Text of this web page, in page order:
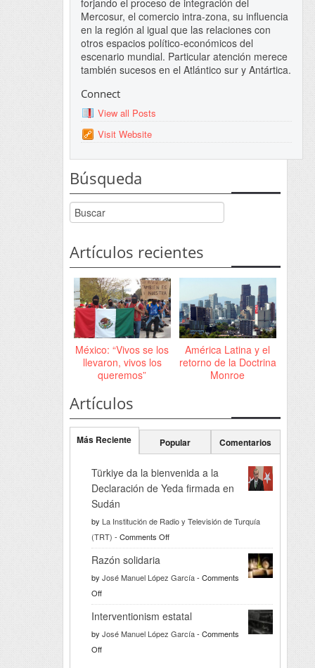
forjando el proceso de integración del
Mercosur, el comercio intra-zona, su influencia
en la región al igual que las relaciones con
otros espacios político-económicos del
escenario mundial. Particular atención merece
también sucesos en el Atlántico sur y Antártica.
Connect
View all Posts
Visit Website
Búsqueda
Artículos recientes
México: “Vivos se los
llevaron, vivos los
queremos”
América Latina y el
retorno de la Doctrina
Monroe
Artículos
Más Reciente Popular Comentarios
Türkiye da la bienvenida a la
Declaración de Yeda firmada en
Sudán
by La Institución de Radio y Televisión de Turquía
(TRT) - Comments Offon
Türkiye
la
a
Razón solidaria
by José Manuel López García- Comments
Offon
Razón
solidaria
Interventionism estatal
by José Manuel López García- Comments
Offon